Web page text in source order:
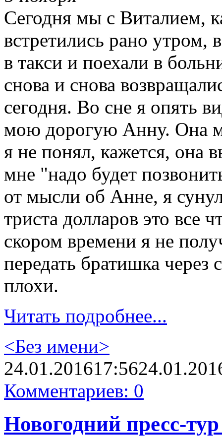
Сегодня мы с Виталием,
встретились рано
в такси и поехали в
снова и снова
сегодня. Во сне я опять
мою дорогую Анну. Она
я не понял, кажется, она
мне "надо будет
от мысли об Анне, я
триста долларов это все
скором времени я не
передать братишка
плохи.
Читать подробнее...
<Без имени>
24.01.201617:56
Комментариев: 0
Новогодний пресс-